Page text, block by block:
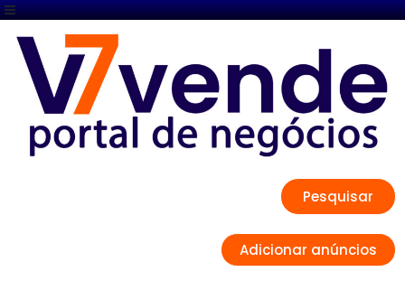
Pesquisar
Adicionar anúncios